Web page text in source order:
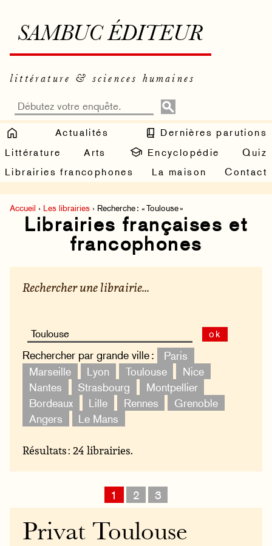
SAMBUC ÉDITEUR
littérature & sciences humaines
Actualités
Dernières parutions
Littérature
Arts Encyclopédie
Quiz
Librairies francophones
La maison Contact
Accueil › Les librairies › Recherche : « Toulouse »
Librairies françaises et
francophones
Rechercher une librairie...
ok
Rechercher par grande ville :
Paris
Marseille
Lyon Toulouse
Nice
Nantes
Strasbourg
Montpellier
Bordeaux
Lille Rennes
Grenoble
Angers
Le Mans
Résultats : 24 librairies.
1 2 3
Privat Toulouse